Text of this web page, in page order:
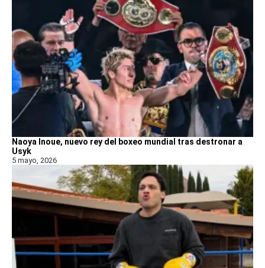
Naoya Inoue, nuevo rey del boxeo mundial tras destronar a
Usyk
5 mayo, 2026